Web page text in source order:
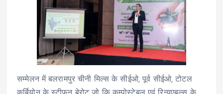
सम्मेलन में बलरामपुर चीनी मिल्स के सीईओ, पूर्व सीईओ, टोटल